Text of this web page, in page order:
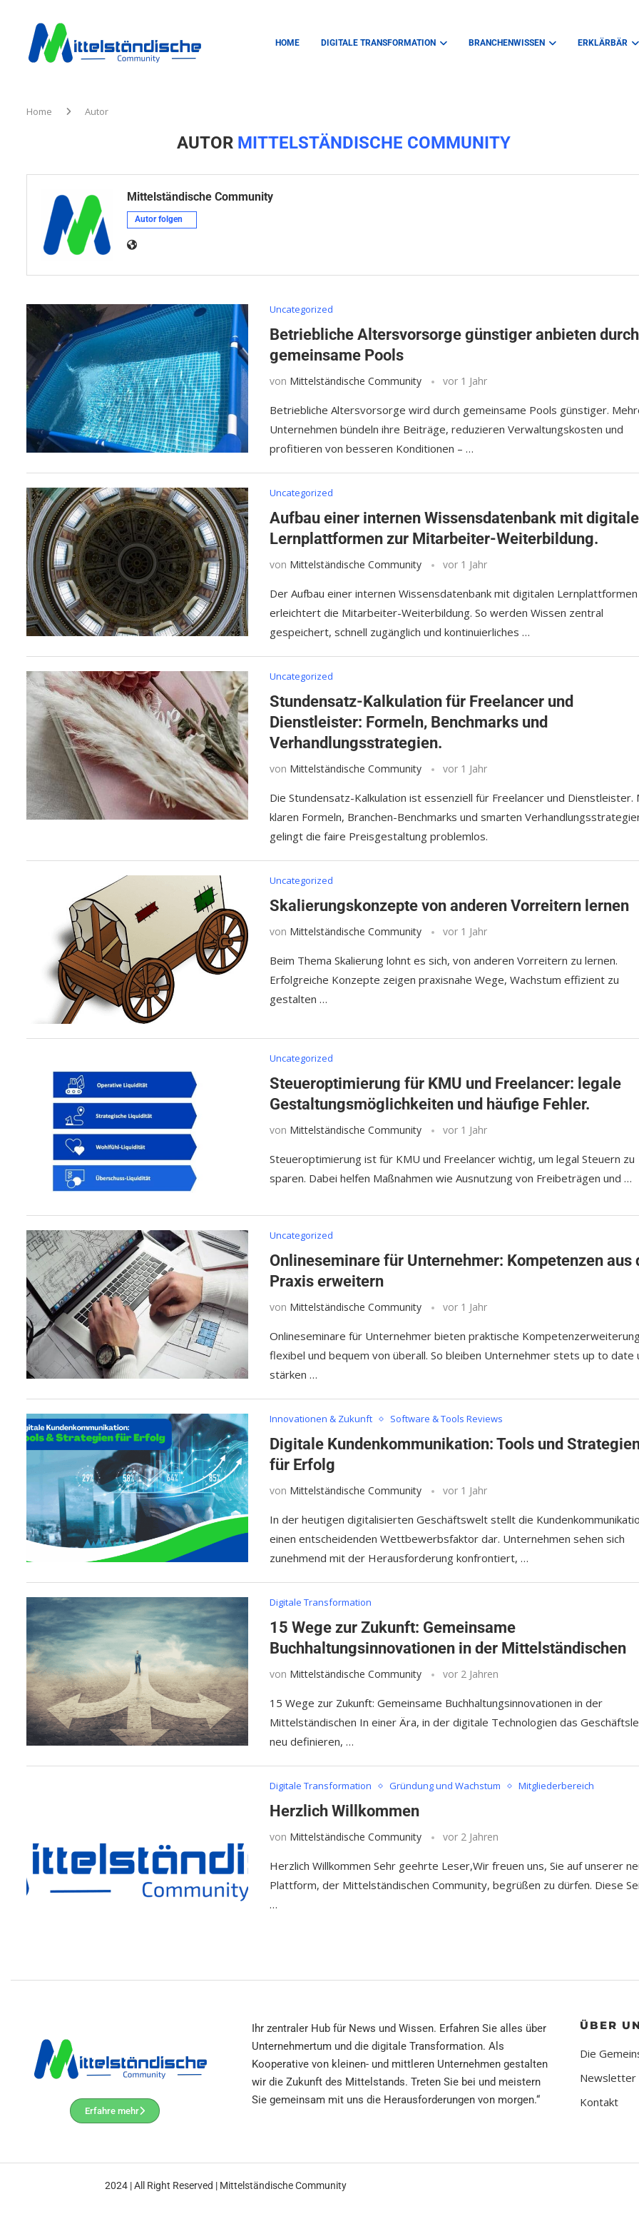
HOME DIGITALE TRANSFORMATION BRANCHENWISSEN ERKLÄRBÄR
Home Autor
AUTOR MITTELSTÄNDISCHE COMMUNITY
Mittelständische Community
Uncategorized
Betriebliche Altersvorsorge günstiger anbieten durch
gemeinsame Pools
von Mittelständische Community vor 1 Jahr
Betriebliche Altersvorsorge wird durch gemeinsame Pools günstiger.
Unternehmen bündeln ihre Beiträge, reduzieren Verwaltungskosten und
profitieren von besseren Konditionen – …
Uncategorized
Aufbau einer internen Wissensdatenbank mit
Lernplattformen zur Mitarbeiter-Weiterbildung.
von Mittelständische Community vor 1 Jahr
Der Aufbau einer internen Wissensdatenbank mit digitalen Lernplattformen
erleichtert die Mitarbeiter-Weiterbildung. So werden Wissen zentral
gespeichert, schnell zugänglich und kontinuierliches …
Uncategorized
Stundensatz-Kalkulation für Freelancer und
Dienstleister: Formeln, Benchmarks und
Verhandlungsstrategien.
von Mittelständische Community vor 1 Jahr
Die Stundensatz-Kalkulation ist essenziell für Freelancer und Dienstleister.
klaren Formeln, Branchen-Benchmarks und smarten
gelingt die faire Preisgestaltung problemlos.
Uncategorized
Skalierungskonzepte von anderen Vorreitern lernen
von Mittelständische Community vor 1 Jahr
Beim Thema Skalierung lohnt es sich, von anderen Vorreitern zu lernen.
Erfolgreiche Konzepte zeigen praxisnahe Wege, Wachstum effizient zu
gestalten …
Uncategorized
Steueroptimierung für KMU und Freelancer: legale
Gestaltungsmöglichkeiten und häufige Fehler.
von Mittelständische Community vor 1 Jahr
Steueroptimierung ist für KMU und Freelancer wichtig, um legal Steuern zu
sparen. Dabei helfen Maßnahmen wie Ausnutzung von Freibeträgen und …
Uncategorized
Onlineseminare für Unternehmer: Kompetenzen aus
Praxis erweitern
von Mittelständische Community vor 1 Jahr
Onlineseminare für Unternehmer bieten praktische
flexibel und bequem von überall. So bleiben Unternehmer stets up to date
stärken …
Innovationen & Zukunft Software & Tools Reviews
Digitale Kundenkommunikation: Tools und
für Erfolg
von Mittelständische Community vor 1 Jahr
In der heutigen digitalisierten Geschäftswelt stellt die
einen entscheidenden Wettbewerbsfaktor dar. Unternehmen sehen sich
zunehmend mit der Herausforderung konfrontiert, …
Digitale Transformation
15 Wege zur Zukunft: Gemeinsame
Buchhaltungsinnovationen in der Mittelständischen
von Mittelständische Community vor 2 Jahren
15 Wege zur Zukunft: Gemeinsame Buchhaltungsinnovationen in der
Mittelständischen In einer Ära, in der digitale Technologien das
neu definieren, …
Digitale Transformation Gründung und Wachstum Mitgliederbereich
Herzlich Willkommen
von Mittelständische Community vor 2 Jahren
Herzlich Willkommen Sehr geehrte Leser,Wir freuen uns, Sie auf unserer
Plattform, der Mittelständischen Community, begrüßen zu dürfen. Diese
…
Erfahre mehr
Ihr zentraler Hub für News und Wissen. Erfahren Sie alles über
Unternehmertum und die digitale Transformation. Als
Kooperative von kleinen- und mittleren Unternehmen gestalten
wir die Zukunft des Mittelstands. Treten Sie bei und meistern
Sie gemeinsam mit uns die Herausforderungen von morgen.“
ÜBER
Die
Newsletter
Kontakt
2024 | All Right Reserved | Mittelständische Community